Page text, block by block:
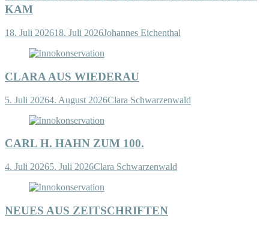
KAM
18. Juli 202618. Juli 2026Johannes Eichenthal
CLARA AUS WIEDERAU
5. Juli 20264. August 2026Clara Schwarzenwald
CARL H. HAHN ZUM 100.
4. Juli 20265. Juli 2026Clara Schwarzenwald
NEUES AUS ZEITSCHRIFTEN